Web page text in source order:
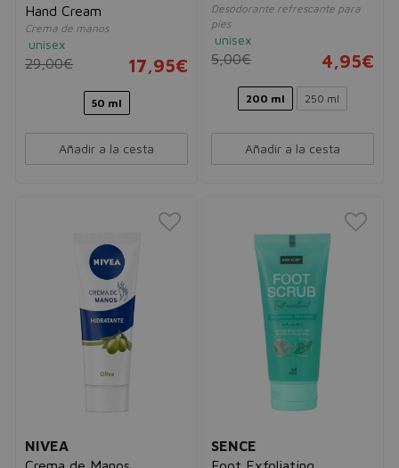
Hand Cream
Crema de manos
unisex
29,00€ 17,95€
50 ml
Añadir a la cesta
Desodorante refrescante para
pies
unisex
5,00€ 4,95€
200 ml 250 ml
Añadir a la cesta
NIVEA
SENCE